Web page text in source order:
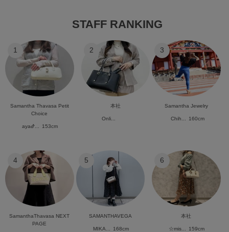
STAFF RANKING
1
Samantha Thavasa Petit
Choice
ayaᕷ... 153cm
2
本社
Onli...
3
Samantha Jewelry
Chih... 160cm
4
SamanthaThavasa NEXT
PAGE
5
SAMANTHAVEGA
MIKA... 168cm
6
本社
☆mis... 159cm